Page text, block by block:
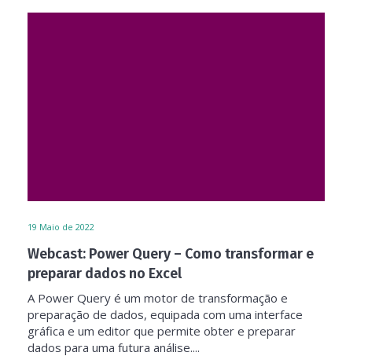
19 Maio de 2022
Webcast: Power Query – Como transformar e
preparar dados no Excel
A Power Query é um motor de transformação e
preparação de dados, equipada com uma interface
gráfica e um editor que permite obter e preparar
dados para uma futura análise....